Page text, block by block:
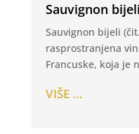
Sauvignon bijeli
Sauvignon bijeli
rasprostranjena
Francuske, koja je
VIŠE ...